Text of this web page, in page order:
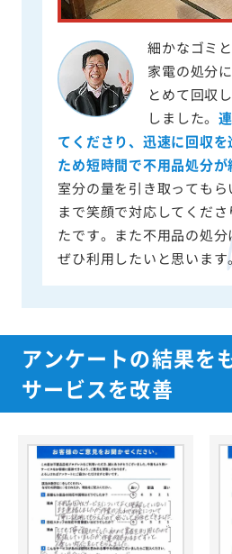
細かなゴミ
家電の処分
とめて回収
しました。
てくださり、迅速に回収
ため短時間で不用品処分が
室分の量を引き取っても
まで笑顔で対応してくだ
たです。また不用品の処
ぜひ利用したいと思います
アンケートの結果を
サービスを改善